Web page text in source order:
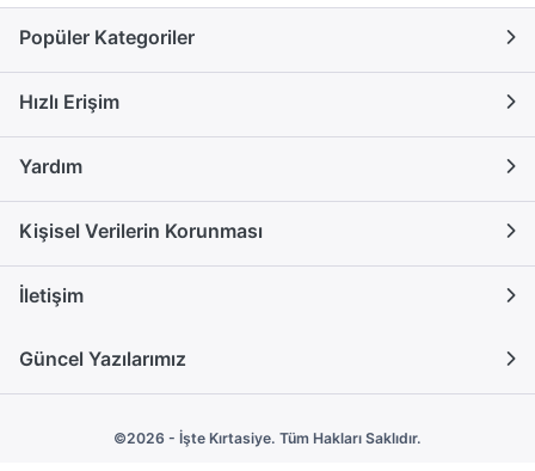
Popüler Kategoriler
Hızlı Erişim
Yardım
Kişisel Verilerin Korunması
İletişim
Güncel Yazılarımız
©2026 - İşte Kırtasiye. Tüm Hakları Saklıdır.